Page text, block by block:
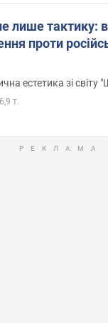
лише тактику:
проти
естетика зі
6,9 т.